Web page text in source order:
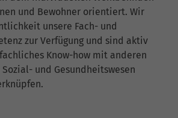
und Bewohner orientiert. Wir
unsere Fach- und
zur Verfügung und sind aktiv
Know-how mit anderen
und Gesundheitswesen